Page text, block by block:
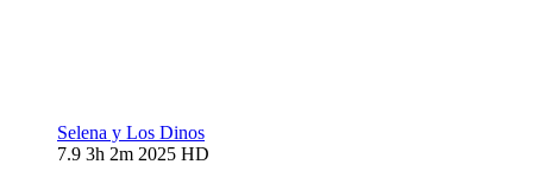
Selena y Los Dinos
7.9 3h 2m 2025 HD